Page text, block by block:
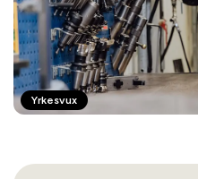
Yrkesvux